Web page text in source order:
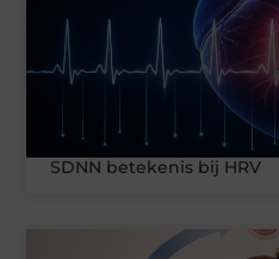
SDNN betekenis bij HRV